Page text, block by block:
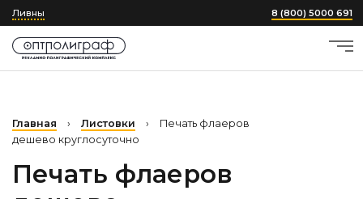
Ливны 8 (800) 5000 691
Главная › Листовки ›
Печать флаеров
дешево круглосуточно
Печать флаеров